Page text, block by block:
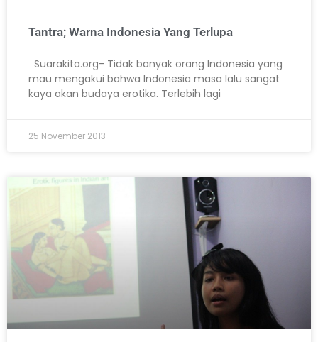
Tantra; Warna Indonesia Yang Terlupa
Suarakita.org- Tidak banyak orang Indonesia yang
mau mengakui bahwa Indonesia masa lalu sangat
kaya akan budaya erotika. Terlebih lagi
25 November 2013